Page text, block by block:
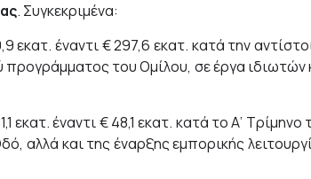
. Συγκεκριμένα:
έναντι € 297,6 εκατ. κατά την
του Ομίλου, σε έργα ιδιωτών
έναντι € 48,1 εκατ. κατά το Α’ Τρίμηνο
αλλά και της έναρξης εμπορικής